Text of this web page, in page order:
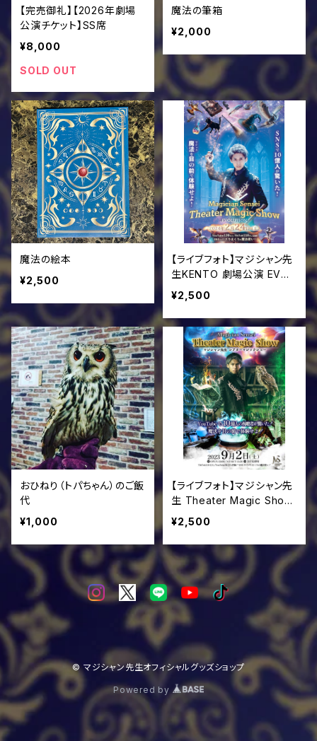
【完売御礼】【2026年劇場
公演チケット】SS席
¥8,000
SOLD OUT
魔法の筆箱
¥2,000
魔法の絵本
¥2,500
【ライブフォト】マジシャン先
生KENTO 劇場公演 EVOL
UTION
¥2,500
おひねり（トパちゃん）のご飯
代
¥1,000
【ライブフォト】マジシャン先
生 Theater Magic Show
NOVA
¥2,500
© マジシャン先生オフィシャルグッズショップ
Powered by